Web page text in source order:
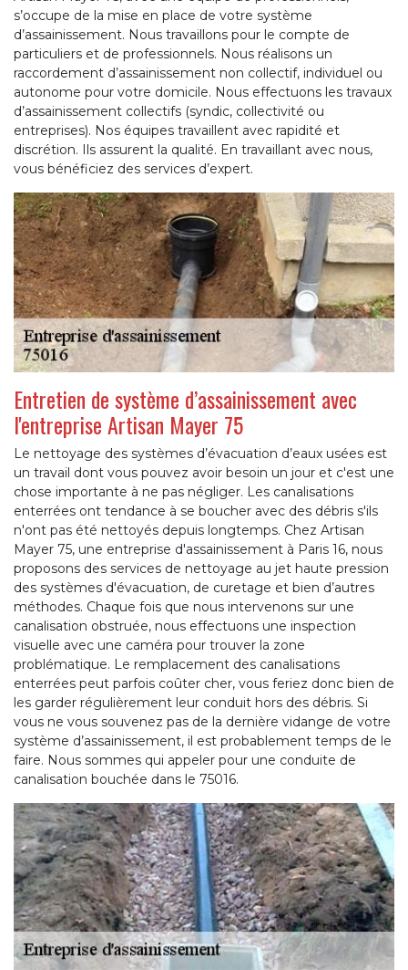
s’occupe de la mise en place de votre système
d’assainissement. Nous travaillons pour le compte de
particuliers et de professionnels. Nous réalisons un
raccordement d’assainissement non collectif, individuel ou
autonome pour votre domicile. Nous effectuons les travaux
d’assainissement collectifs (syndic, collectivité ou
entreprises). Nos équipes travaillent avec rapidité et
discrétion. Ils assurent la qualité. En travaillant avec nous,
vous bénéficiez des services d’expert.
Entretien de système d’assainissement avec
l'entreprise Artisan Mayer 75
Le nettoyage des systèmes d’évacuation d’eaux usées est
un travail dont vous pouvez avoir besoin un jour et c'est une
chose importante à ne pas négliger. Les canalisations
enterrées ont tendance à se boucher avec des débris s'ils
n'ont pas été nettoyés depuis longtemps. Chez Artisan
Mayer 75, une entreprise d'assainissement à Paris 16, nous
proposons des services de nettoyage au jet haute pression
des systèmes d'évacuation, de curetage et bien d’autres
méthodes. Chaque fois que nous intervenons sur une
canalisation obstruée, nous effectuons une inspection
visuelle avec une caméra pour trouver la zone
problématique. Le remplacement des canalisations
enterrées peut parfois coûter cher, vous feriez donc bien de
les garder régulièrement leur conduit hors des débris. Si
vous ne vous souvenez pas de la dernière vidange de votre
système d’assainissement, il est probablement temps de le
faire. Nous sommes qui appeler pour une conduite de
canalisation bouchée dans le 75016.